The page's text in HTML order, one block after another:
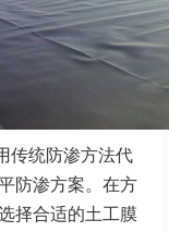
传统防渗方法代
防渗方案。在方
择合适的土工膜